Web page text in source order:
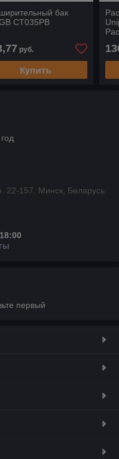
бак
СТ035РВ
руб.
Купить
22-157, Минск, Беларусь
первый